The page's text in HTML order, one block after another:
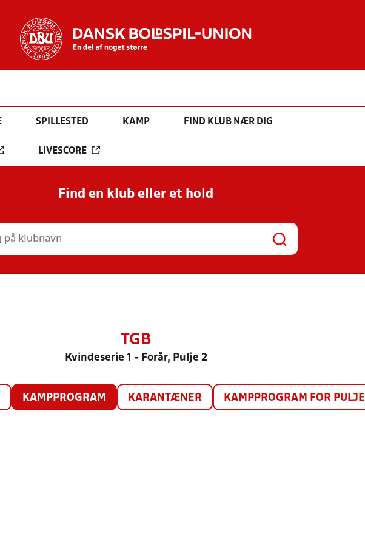
SPILLESTED KAMP FIND KLUB NÆR DIG
LIVESCORE
Find en klub eller et hold
TGB
Kvindeserie 1 - Forår, Pulje 2
KAMPPROGRAM KARANTÆNER KAMPPROGRAM FOR PULJE